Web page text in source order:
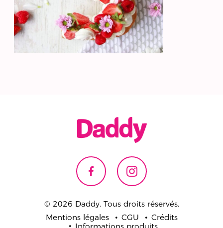
© 2026 Daddy. Tous droits réservés.
Mentions légales
CGU
Crédits
Informations produits